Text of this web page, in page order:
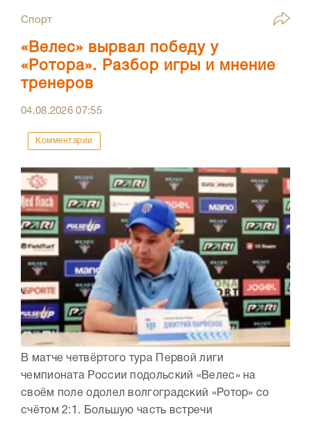
Спорт
«Велес» вырвал победу у
«Ротора». Разбор игры и мнение
тренеров
04.08.202607:55
Комментарии
В матче четвёртого тура Первой лиги
чемпионата России подольский «Велес» на
своём поле одолел волгоградский «Ротор» со
счётом 2:1. Большую часть встречи